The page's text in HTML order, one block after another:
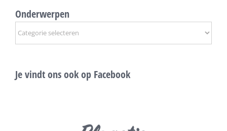
Onderwerpen
Onderwerpen
Je vindt ons ook op Facebook